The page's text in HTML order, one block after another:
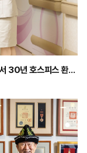
삶의 경계에서 30년 호스피스 환자들의 마지막 여정 지켜